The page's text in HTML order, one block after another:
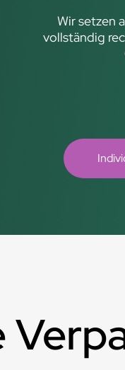
Wir setzen
vollständig